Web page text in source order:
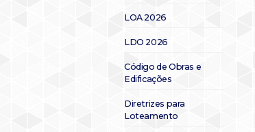
LOA 2026
LDO 2026
Código de Obras e
Edificações
Diretrizes para
Loteamento